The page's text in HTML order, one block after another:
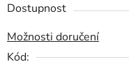
Dostupnost
Možnosti doručení
Kód: